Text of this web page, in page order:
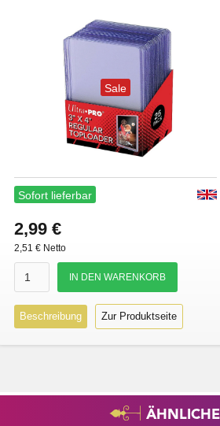
Sale
Sofort lieferbar
2,99 €
2,51 € Netto
Beschreibung Zur Produktseite